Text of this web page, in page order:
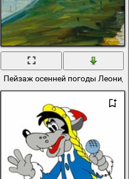
Пейзаж осенней погоды